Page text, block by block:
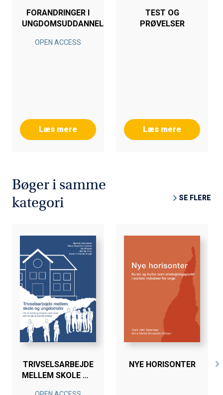
FORANDRINGER I
UNGDOMSUDDANNELSERNE
OPEN ACCESS
Læs mere
TEST OG
PRØVELSER
Læs mere
Bøger i samme
kategori
SE FLERE
TRIVSELSARBEJDE
MELLEM SKOLE OG
NYE HORISONTER